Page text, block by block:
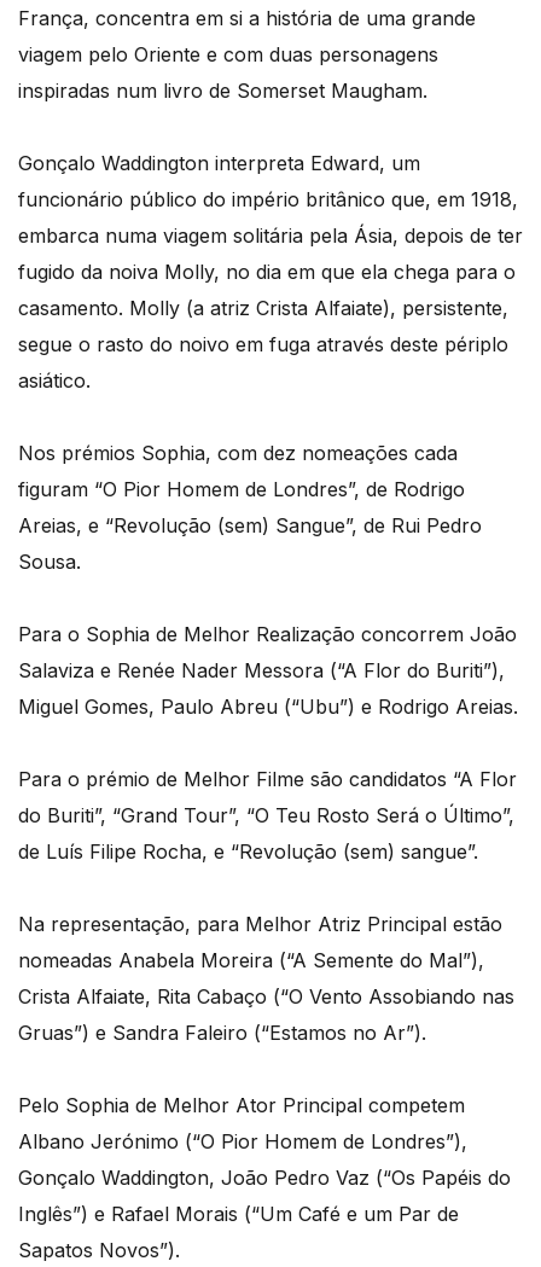
França, concentra em si a história de uma grande
viagem pelo Oriente e com duas personagens
inspiradas num livro de Somerset Maugham.
Gonçalo Waddington interpreta Edward, um
funcionário público do império britânico que, em 1918,
embarca numa viagem solitária pela Ásia, depois de ter
fugido da noiva Molly, no dia em que ela chega para o
casamento. Molly (a atriz Crista Alfaiate), persistente,
segue o rasto do noivo em fuga através deste périplo
asiático.
Nos prémios Sophia, com dez nomeações cada
figuram “O Pior Homem de Londres”, de Rodrigo
Areias, e “Revolução (sem) Sangue”, de Rui Pedro
Sousa.
Para o Sophia de Melhor Realização concorrem João
Salaviza e Renée Nader Messora (“A Flor do Buriti”),
Miguel Gomes, Paulo Abreu (“Ubu”) e Rodrigo Areias.
Para o prémio de Melhor Filme são candidatos “A Flor
do Buriti”, “Grand Tour”, “O Teu Rosto Será o Último”,
de Luís Filipe Rocha, e “Revolução (sem) sangue”.
Na representação, para Melhor Atriz Principal estão
nomeadas Anabela Moreira (“A Semente do Mal”),
Crista Alfaiate, Rita Cabaço (“O Vento Assobiando nas
Gruas”) e Sandra Faleiro (“Estamos no Ar”).
Pelo Sophia de Melhor Ator Principal competem
Albano Jerónimo (“O Pior Homem de Londres”),
Gonçalo Waddington, João Pedro Vaz (“Os Papéis do
Inglês”) e Rafael Morais (“Um Café e um Par de
Sapatos Novos”).